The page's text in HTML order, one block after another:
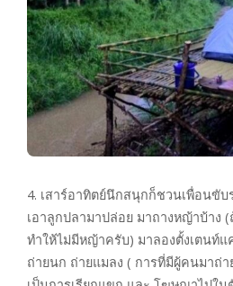
4. เสาร์อาทิตย์นึกสนุกก็ชวนเพื่อนขับ
เอาลูกปลามาปล่อย มาถางหญ้าบ้าง (
ทำให้ไม่มีหญ้าครับ) มาลองตั้งเตนท์
ถ่ายนก ถ่ายแมลง ( การที่มีผู้คนมาถ่